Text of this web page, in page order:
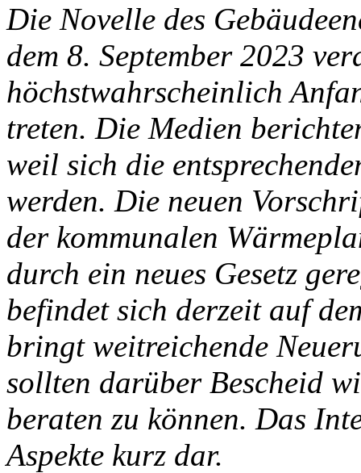
Die Novelle des
dem 8. September 2023
höchstwahrscheinlich
treten. Die Medien
weil sich die
werden. Die neuen
der kommunalen
durch ein neues Gesetz
befindet sich derzeit auf
bringt weitreichende
sollten darüber Bescheid
beraten zu können. Das
Aspekte kurz dar.